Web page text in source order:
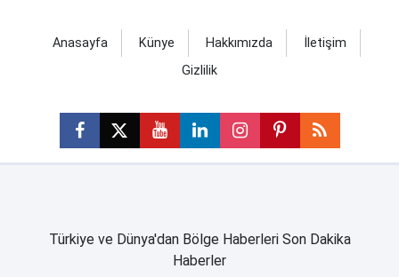
Anasayfa Künye Hakkımızda
İletişim
Gizlilik
Türkiye ve Dünya'dan Bölge Haberleri Son Dakika
Haberler